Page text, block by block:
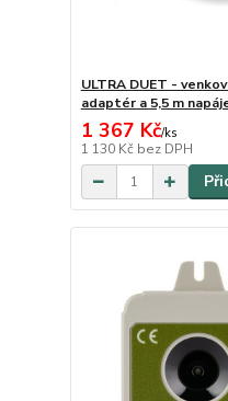
ULTRA DUET -
adaptér a 5,5 m
1 367 Kč/ks
1 130 Kč bez DPH